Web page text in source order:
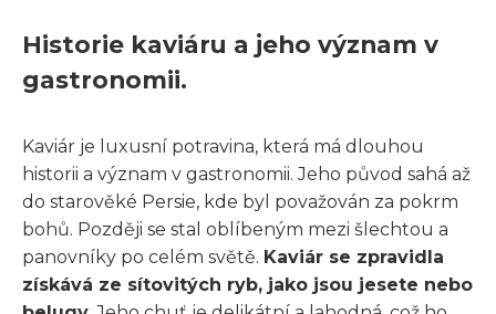
Historie kaviáru a jeho význam v
gastronomii.
Kaviár je luxusní potravina, která má dlouhou
historii a význam v gastronomii. Jeho původ sahá až
do starověké Persie, kde byl považován za pokrm
bohů. Později se stal oblíbeným mezi šlechtou a
panovníky po celém světě. Kaviár se zpravidla
získává ze sítovitých ryb, jako jsou jesete nebo